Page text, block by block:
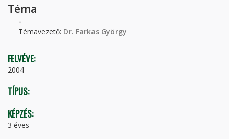
Téma
-
Témavezető: Dr. Farkas György
FELVÉVE:
2004
TÍPUS:
KÉPZÉS:
3 éves